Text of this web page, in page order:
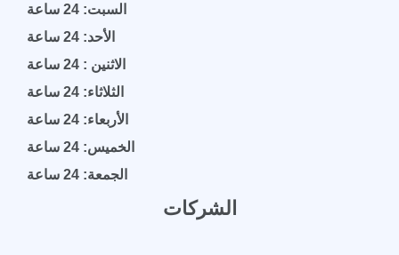
السبت: 24 ساعة
الأحد: 24 ساعة
الاثنين : 24 ساعة
الثلاثاء: 24 ساعة
الأربعاء: 24 ساعة
الخميس: 24 ساعة
الجمعة: 24 ساعة
الشركات